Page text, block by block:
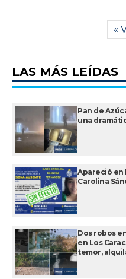
«
LAS MÁS LEÍDAS
Pan de
una
Apareció en
Carolina
Dos robos
en Los
temor,